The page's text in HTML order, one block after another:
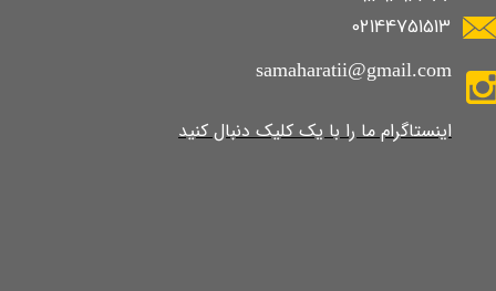
02144751513
samaharatii@gmail.com
​​​​​​​​​اینستاگرام ما را با یک کلیک دنبال کنید